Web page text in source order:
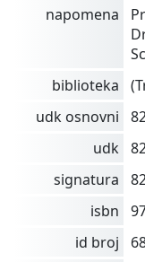
napomena
biblioteka
udk osnovni
udk
signatura
isbn
id broj